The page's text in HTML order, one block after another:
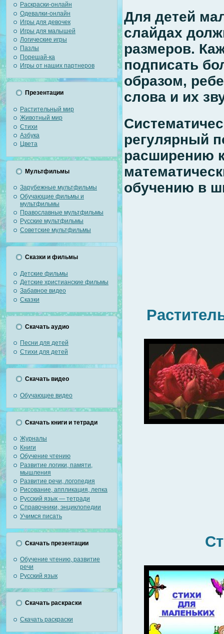
Раскраски-онлайн
Одевалки-онлайн
Игры для девочек
Игры для малышей
Логические игры
Пазлы
Порешай-ка
Игры от наших партнеров
Презентации
Растительный мир
Животный мир
Стихи
Азбука
Цвета
Мультфильмы
Зарубежные мультфильмы
Обучающие фильмы и
мультфильмы
Православные мультфильмы
Русские мультфильмы
Советские мультфильмы
Сказки и фильмы
Детские фильмы
Детские христианские фильмы
Забавное видео
Сказки
Скачать аудио
Песни для детей
Стихи для детей
Скачать видео
Обучающее видео
Скачать книги и тетради
Журналы
Книги
Обучение чтению
Развитие логики, памяти,
мышления
Развитие речи, логопедия
Рисование, аппликация, лепка
Русский язык — тетради
Справочники, энциклопедии
Учимся писать
Скачать презентации
Обучение чтению, развитие
речи
Русский язык
Скачать раскраски
Скачать раскраски
Для детей
слайдах
размеров.
подписать
образом,
слова и их
регулярный
расширению
обучению в